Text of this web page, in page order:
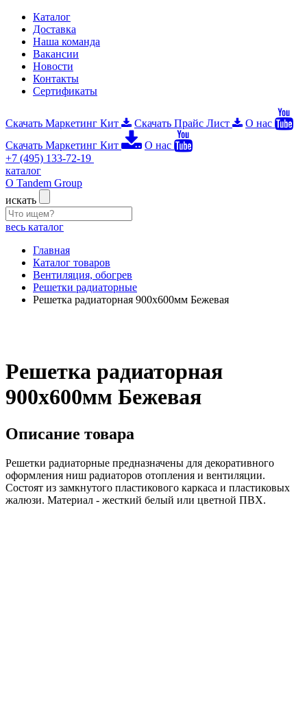
Каталог
Доставка
Наша команда
Вакансии
Новости
Контакты
Сертификаты
Скачать Маркетинг Кит Скачать Прайс Лист
О нас
Скачать Маркетинг Кит
О нас
+7 (495) 133-72-19
каталог
О Tandem Group
искать
весь каталог
Главная
Каталог товаров
Вентиляция, обогрев
Решетки радиаторные
Решетка радиаторная 900х600мм Бежевая
Решетка радиаторная
900х600мм Бежевая
Описание товара
Решетки радиаторные предназначены для декоративного
оформления ниш радиаторов отопления и вентиляции.
Состоят из замкнутого пластикового каркаса и пластиковых
жалюзи. Материал - жесткий белый или цветной ПВХ.